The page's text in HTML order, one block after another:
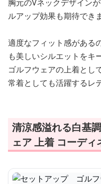
胸元のVネックデザイン
ルアップ効果も期待できま
適度なフィット感がある
も美しいシルエットをキ
ゴルフウェアの上着とし
常着としても活躍するレ
清涼感溢れる白基
ェア 上着 コーディ